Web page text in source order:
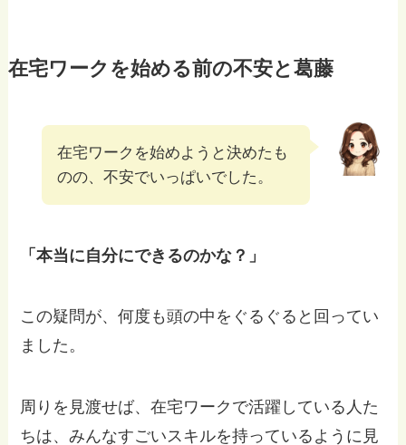
在宅ワークを始める前の不安と葛藤
在宅ワークを始めようと決めたも
のの、不安でいっぱいでした。
「本当に自分にできるのかな？」
この疑問が、何度も頭の中をぐるぐると回ってい
ました。
周りを見渡せば、在宅ワークで活躍している人た
ちは、みんなすごいスキルを持っているように見